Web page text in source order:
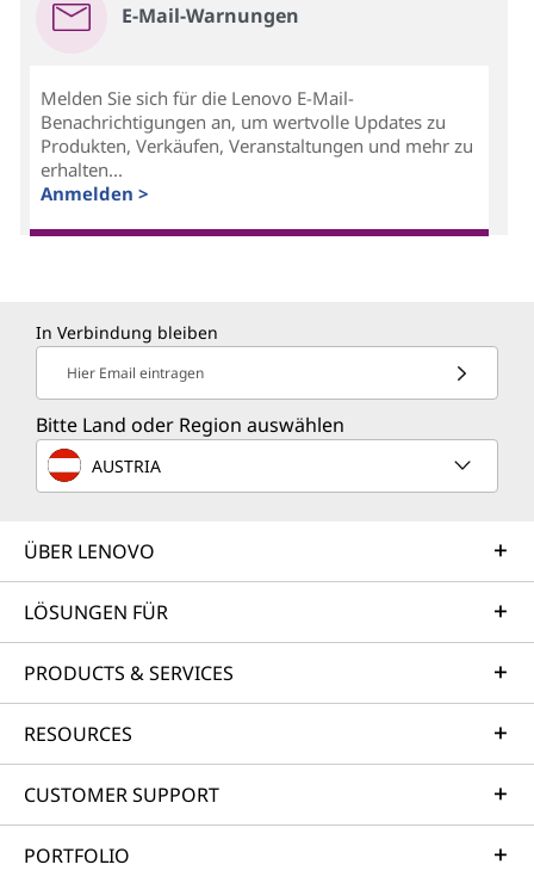
E-Mail-Warnungen
Melden Sie sich für die Lenovo E-Mail-
Benachrichtigungen an, um wertvolle Updates zu
Produkten, Verkäufen, Veranstaltungen und mehr zu
erhalten...
Anmelden >
In Verbindung bleiben
Hier Email eintragen
Bitte Land oder Region auswählen
AUSTRIA
ÜBER LENOVO
LÖSUNGEN FÜR
PRODUCTS & SERVICES
RESOURCES
CUSTOMER SUPPORT
PORTFOLIO